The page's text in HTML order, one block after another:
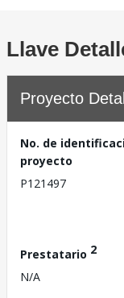
Llave
Proyecto
No. de
proyecto
P121497
Prestatario 2
N/A